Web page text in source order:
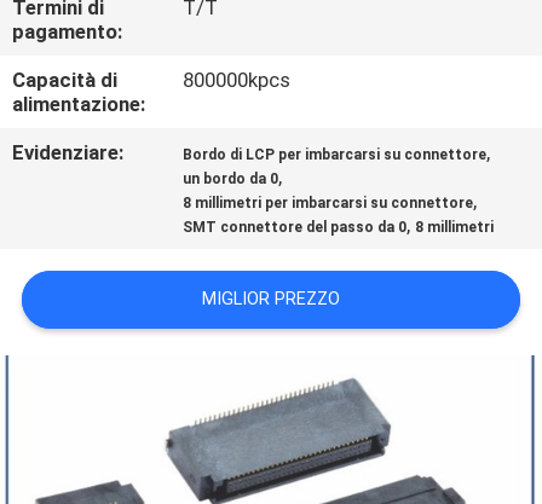
UNA
CITAZIONE
MAPPA
PRIVACY
POLICY
Termini di
pagamento:
T/T
Capacità di
alimentazione:
800000kpcs
Evidenziare: Bordo di LCP per imbarcarsi su connettore,
un bordo da 0,
8 millimetri per imbarcarsi su connettore,
SMT connettore del passo da 0, 8 millimetri
MIGLIOR PREZZO